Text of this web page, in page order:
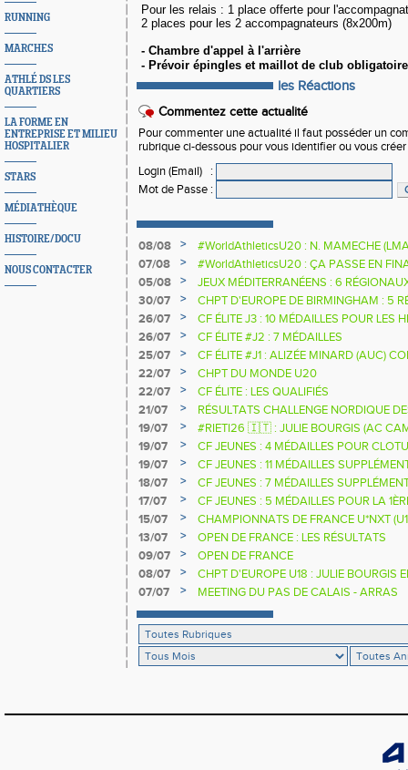
RUNNING
MARCHES
ATHLÉ DS LES
QUARTIERS
LA FORME EN
ENTREPRISE ET MILIEU
HOSPITALIER
STARS
MÉDIATHÈQUE
HISTOIRE/DOCU
NOUS CONTACTER
Pour les relais : 1 place offerte pour
2 places pour les 2 accompagnateurs (8x200m)
- Chambre d'appel à l'arrière
- Prévoir épingles et maillot de club obligatoire
les Réactions
Commentez cette actualité
Pour commenter une actualité il faut posséder un
rubrique ci-dessous pour vous identifier ou vous
Login (Email)
:
Mot de Passe :
08/08 >
#WorldAthleticsU20 : N. MAMECHE
07/08
>
#WorldAthleticsU20 : ÇA PASSE EN
SAUTEURS
05/08 >
JEUX MÉDITERRANÉENS : 6
30/07
>
CHPT D'EUROPE DE BIRMINGHAM : 5
26/07
>
CF ÉLITE J3 : 10 MÉDAILLES POUR LES
26/07
>
CF ÉLITE #J2 : 7 MÉDAILLES
25/07
>
CF ÉLITE #J1 : ALIZÉE MINARD (AUC)
NATIONALE
22/07 >
CHPT DU MONDE U20
22/07
>
CF ÉLITE : LES QUALIFIÉS
21/07
>
RÉSULTATS CHALLENGE NORDIQUE
2025 2026
19/07 >
#RIETI26 🇮🇹 : JULIE BOURGIS (AC
D'EUROPE U18 DE LA PERCHE
19/07 >
CF JEUNES : 4 MÉDAILLES POUR
19/07
>
CF JEUNES : 11 MÉDAILLES
18/07
>
CF JEUNES : 7 MÉDAILLES
17/07
>
CF JEUNES : 5 MÉDAILLES POUR LA
15/07
>
CHAMPIONNATS DE FRANCE U*NXT
13/07
>
OPEN DE FRANCE : LES RÉSULTATS
09/07
>
OPEN DE FRANCE
08/07
>
CHPT D'EUROPE U18 : JULIE BOURGIS
07/07
> MEETING DU PAS DE CALAIS - ARRAS